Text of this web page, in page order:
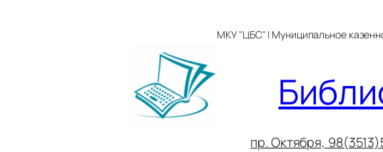
МКУ "ЦБС" | Муниципальное
пр. Октября, 9